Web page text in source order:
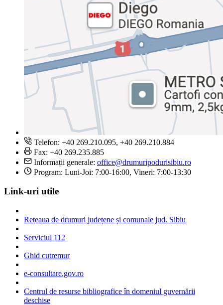
Telefon: +40 269.210.095, +40 269.210.884
Fax: +40 269.235.885
Informații generale: office@drumuripodurisibiu.ro
Program: Luni-Joi: 7:00-16:00, Vineri: 7:00-13:30
Link-uri utile
Rețeaua de drumuri județene și comunale jud. Sibiu
Serviciul 112
Ghid cutremur
e-consultare.gov.ro
Centrul de resurse bibliografice în domeniul guvernării
deschise